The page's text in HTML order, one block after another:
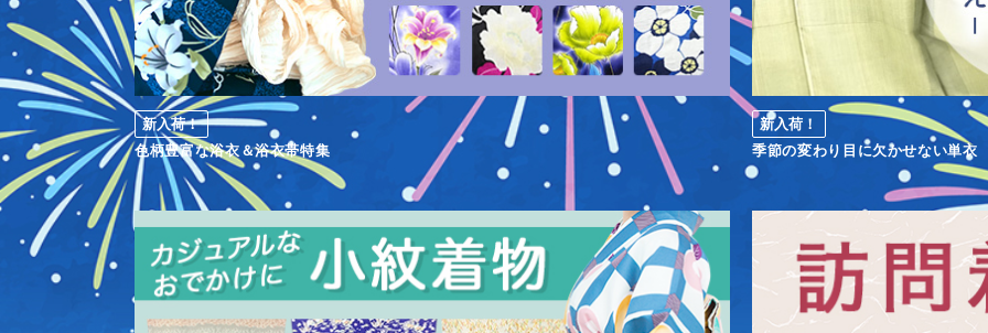
新入荷！
色柄豊富な浴衣＆浴衣帯特集
新入荷！
季節の変わり目に欠かせない単衣